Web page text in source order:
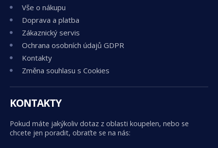
Vše o nákupu
Doprava a platba
Zákaznický servis
Ochrana osobních údajů GDPR
Kontakty
Změna souhlasu s Cookies
KONTAKTY
Pokud máte jakýkoliv dotaz z oblasti koupelen, nebo se
chcete jen poradit, obraťte se na nás: